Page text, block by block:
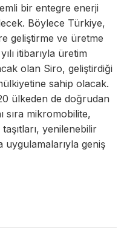
bir entegre enerji
Böylece Türkiye,
geliştirme ve üretme
itibarıyla üretim
olan Siro, geliştirdiği
sahip olacak.
ülkeden de doğrudan
sıra mikromobilite,
yenilenebilir
uygulamalarıyla geniş